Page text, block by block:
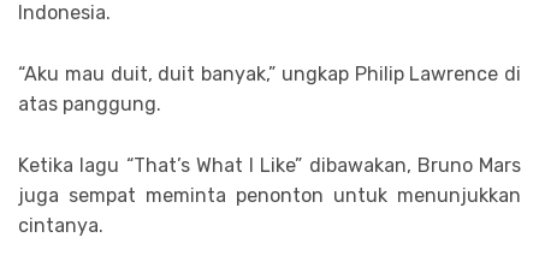
Indonesia.
“Aku mau duit, duit banyak,” ungkap Philip Lawrence di
atas panggung.
Ketika lagu “That’s What I Like” dibawakan, Bruno Mars
juga sempat meminta penonton untuk menunjukkan
cintanya.